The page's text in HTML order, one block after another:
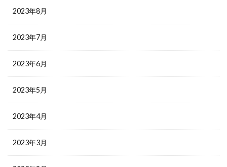
2023年8月
2023年7月
2023年6月
2023年5月
2023年4月
2023年3月